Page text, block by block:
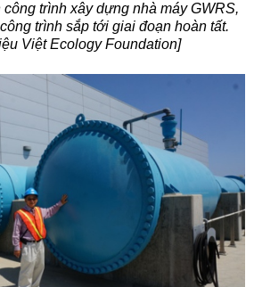
trình xây dựng nhà máy GWRS,
trình sắp tới giai đoạn hoàn tất.
Việt Ecology Foundation]